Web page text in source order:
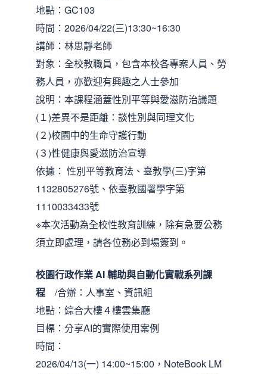
地點：GC103
時間：2026/04/22(三)13:30~16:30
講師：林思靜老師
對象：全校教職員，包含本校各專案人員、勞
務人員，亦歡迎有興趣之人士參加
說明：本課程涵蓋性別平等與愛滋防治議題
(１)差異不是距離：談性別與同理文化
(２)校園中的生命守護行動
(３)性健康與愛滋防治宣導
依據： 性別平等教育法、臺教學(三)字第
1132805276號、依臺教國署學字第
1110033433號
※本次活動為全校性教育訓練，除有急要公務
須立即處理，請各位務必到場簽到。
校園行政作業 AI 輔助與自動化實戰系列課
程 /合辦：人事室、資訊組
地點：綜合大樓４樓雲集廳
目標：分享AI的實際使用案例
時間：
2026/04/13(一) 14:00~15:00，NoteBook LM